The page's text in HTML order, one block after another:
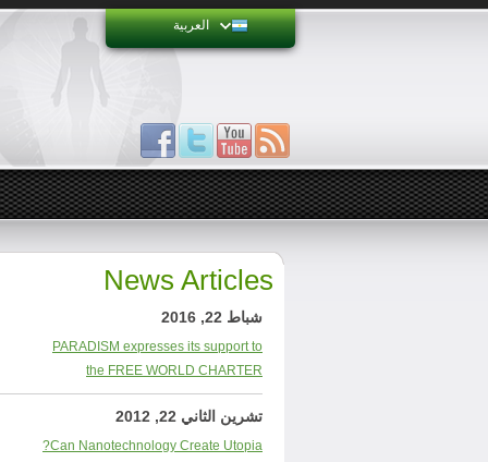
العربية
News Articles
شباط 22, 2016
PARADISM expresses its support to
the FREE WORLD CHARTER
تشرين الثاني 22, 2012
Can Nanotechnology Create Utopia?